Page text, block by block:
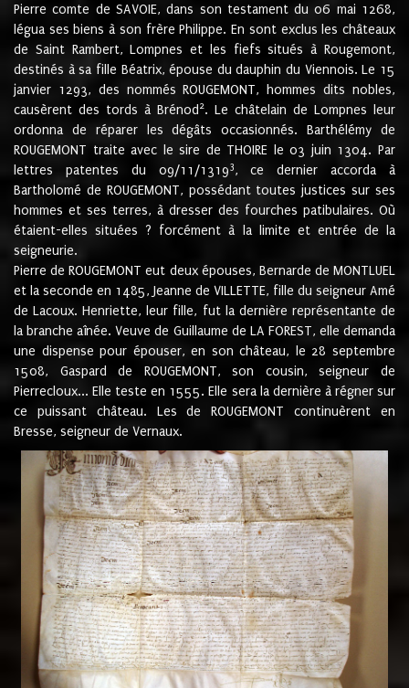
Pierre comte de SAVOIE, dans son testament du 06 mai 1268,
légua ses biens à son frère Philippe. En sont exclus les châteaux
de Saint Rambert, Lompnes et les fiefs situés à Rougemont,
destinés à sa fille Béatrix, épouse du dauphin du Viennois. Le 15
janvier 1293, des nommés ROUGEMONT, hommes dits nobles,
causèrent des tords à Brénod 2. Le châtelain de Lompnes leur
ordonna de réparer les dégâts occasionnés. Barthélémy de
ROUGEMONT traite avec le sire de THOIRE le 03 juin 1304. Par
lettres patentes du 09/11/13193, ce dernier accorda à
Bartholomé de ROUGEMONT, possédant toutes justices sur ses
hommes et ses terres, à dresser des fourches patibulaires. Où
étaient-elles situées ? forcément à la limite et entrée de la
seigneurie.
Pierre de ROUGEMONT eut deux épouses, Bernarde de MONTLUEL
et la seconde en 1485, Jeanne de VILLETTE, fille du seigneur Amé
de Lacoux. Henriette, leur fille, fut la dernière représentante de
la branche aînée. Veuve de Guillaume de LA FOREST, elle demanda
une dispense pour épouser, en son château, le 28 septembre
1508, Gaspard de ROUGEMONT, son cousin, seigneur de
Pierrecloux... Elle teste en 1555. Elle sera la dernière à régner sur
ce puissant château. Les de ROUGEMONT continuèrent en
Bresse, seigneur de Vernaux.